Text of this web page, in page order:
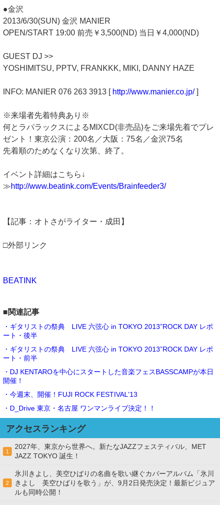
●金沢
2013/6/30(SUN) 金沢 MANIER
OPEN/START 19:00 前売￥3,500(ND) 当日￥4,000(ND)
GUEST DJ >>
YOSHIMITSU, PPTV, FRANKKK, MIKI, DANNY HAZE
INFO: MANIER 076 263 3913 [ http://www.manier.co.jp/]
※来場者先着特典あり※
何とラパラックスによるMIXCD(非売品)をご来場先着でプレ
ゼント！東京公演：200名／大阪：75名／金沢75名
先着順のためなくなり次第、終了。
イベント詳細はこちら↓
≫http://www.beatink.com/Events/Brainfeeder3/
【記事：オトさがライター・成田】
□外部リンク
BEATINK
■関連記事
・ギタリストの祭典 LIVE 六弦心 in TOKYO 2013”ROCK DAY レポ
ート・後半
・ギタリストの祭典 LIVE 六弦心 in TOKYO 2013”ROCK DAY レポ
ート・前半
・DJ KENTAROを中心にスタートした音楽フェスBASSCAMPが本日
開催！
・今週末、開催！FUJI ROCK FESTIVAL'13
・D_Drive 東京・名古屋 ワンマンライブ決定！！
アクセスランキング
1
2027年、東京から世界へ。新たなJAZZフェスティバル、MET
JAZZ TOKYO 誕生！
2
氷川きよし、美空ひばりの名曲を歌い継ぐカバーアルバム「氷川
きよし 美空ひばりを歌う」が、9月2日発売決定！最新ビジュア
ルも同時公開！